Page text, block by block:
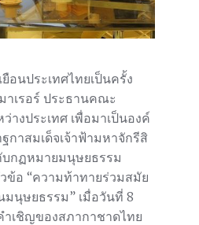
อนประเทศไทยเป็นครั้ง
าเรอร์ ประธานคณะ
างประเทศ เพื่อมาเป็นองค์
กาสมเด็จเจ้าฟ้ามหาจักรีสิ
บกฏหมายมนุษยธรรม
ข้อ “ความท้าทายร่วมสมัย
นุษยธรรม” เมื่อวันที่ 8
เชิญของสภากาชาดไทย